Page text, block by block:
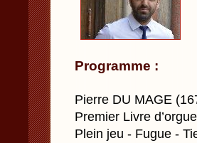
Programme :
Pierre DU MAGE
Premier Livre
Plein jeu - Fugue -